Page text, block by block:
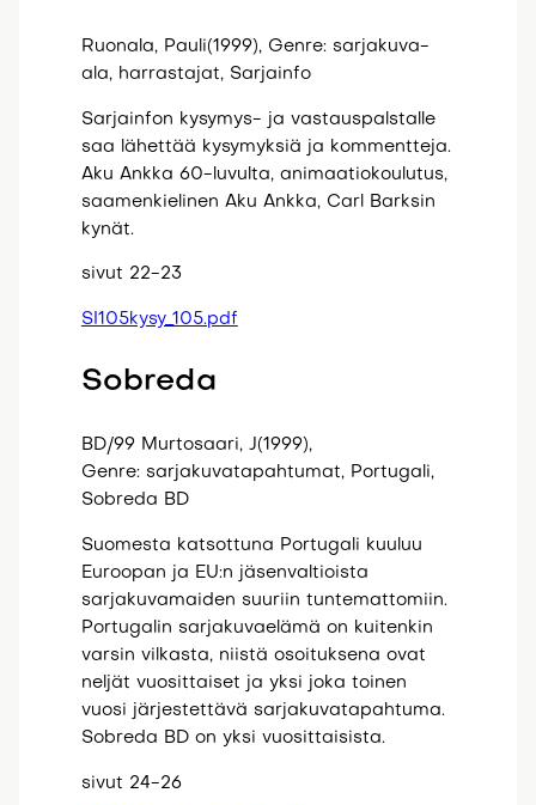
Ruonala, Pauli(1999), Genre: sarjakuva-
ala, harrastajat, Sarjainfo
Sarjainfon kysymys- ja vastauspalstalle
saa lähettää kysymyksiä ja kommentteja.
Aku Ankka 60-luvulta, animaatiokoulutus,
saamenkielinen Aku Ankka, Carl Barksin
kynät.
sivut 22-23
SI105kysy_105.pdf
Sobreda
BD/99 Murtosaari, J(1999),
Genre: sarjakuvatapahtumat, Portugali,
Sobreda BD
Suomesta katsottuna Portugali kuuluu
Euroopan ja EU:n jäsenvaltioista
sarjakuvamaiden suuriin tuntemattomiin.
Portugalin sarjakuvaelämä on kuitenkin
varsin vilkasta, niistä osoituksena ovat
neljät vuosittaiset ja yksi joka toinen
vuosi järjestettävä sarjakuvatapahtuma.
Sobreda BD on yksi vuosittaisista.
sivut 24-26